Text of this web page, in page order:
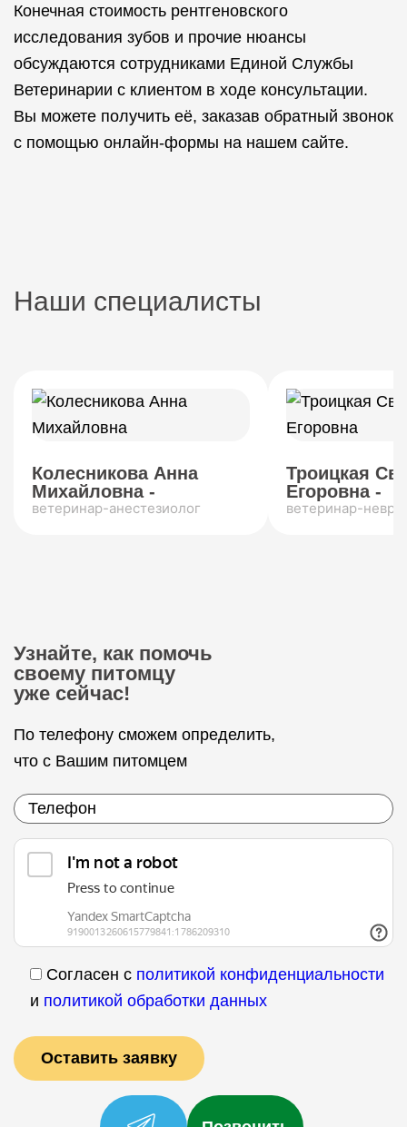
Конечная стоимость рентгеновского
исследования зубов и прочие нюансы
обсуждаются сотрудниками Единой Службы
Ветеринарии с клиентом в ходе консультации.
Вы можете получить её, заказав обратный звонок
с помощью онлайн-формы на нашем сайте.
Наши специалисты
Колесникова Анна
Михайловна -
ветеринар-анестезиолог
Троицкая
Егоровна -
ветеринар-
Узнайте, как помочь
своему питомцу
уже сейчас!
По телефону сможем определить,
что с Вашим питомцем
Согласен с политикой конфиденциальности
и политикой обработки данных